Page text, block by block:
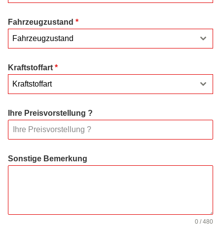
Fahrzeugzustand *
Fahrzeugzustand
Kraftstoffart *
Kraftstoffart
Ihre Preisvorstellung ?
Sonstige Bemerkung
0 / 480